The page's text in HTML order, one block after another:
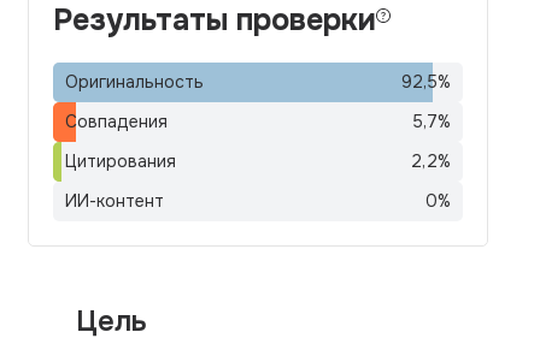
Результаты проверки
Оригинальность 92,5%
Совпадения
5,7%
Цитирования
2,2%
ИИ-контент
0%
Цель